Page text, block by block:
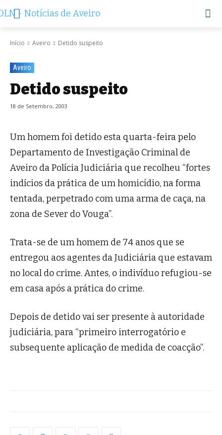
Início Aveiro Detido suspeito
Aveiro
Detido suspeito
18 de Setembro, 2003
Um homem foi detido esta quarta-feira pelo
Departamento de Investigação Criminal de
Aveiro da Polícia Judiciária que recolheu “fortes
indícios da prática de um homicídio, na forma
tentada, perpetrado com uma arma de caça, na
zona de Sever do Vouga”.
Trata-se de um homem de 74 anos que se
entregou aos agentes da Judiciária que estavam
no local do crime. Antes, o indivíduo refugiou-se
em casa após a prática do crime.
Depois de detido vai ser presente à autoridade
judiciária, para “primeiro interrogatório e
subsequente aplicação de medida de coacção”.